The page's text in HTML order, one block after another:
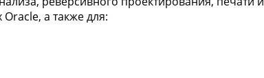
а также для: